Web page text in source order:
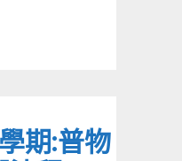
期:普物